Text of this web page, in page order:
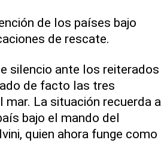
de los países bajo
de rescate.
silencio ante los reiterados
de facto las tres
La situación recuerda a
bajo el mando del
quien ahora funge como